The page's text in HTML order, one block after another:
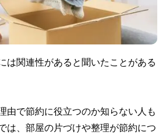
は関連性があると聞いたことがある
由で節約に役立つのか知らない人も
は、部屋の片づけや整理が節約につ